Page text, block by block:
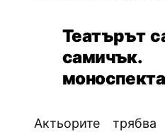
Театърът
Актьорите